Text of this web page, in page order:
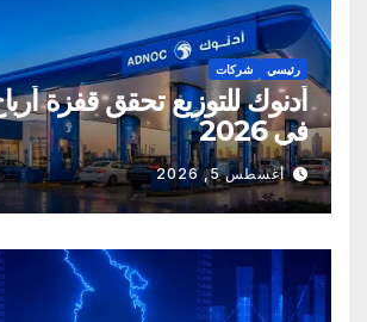
رئيسي شركات
أدنوك للتوزيع تحقق قفزة
في 2026
أغسطس 5, 2026